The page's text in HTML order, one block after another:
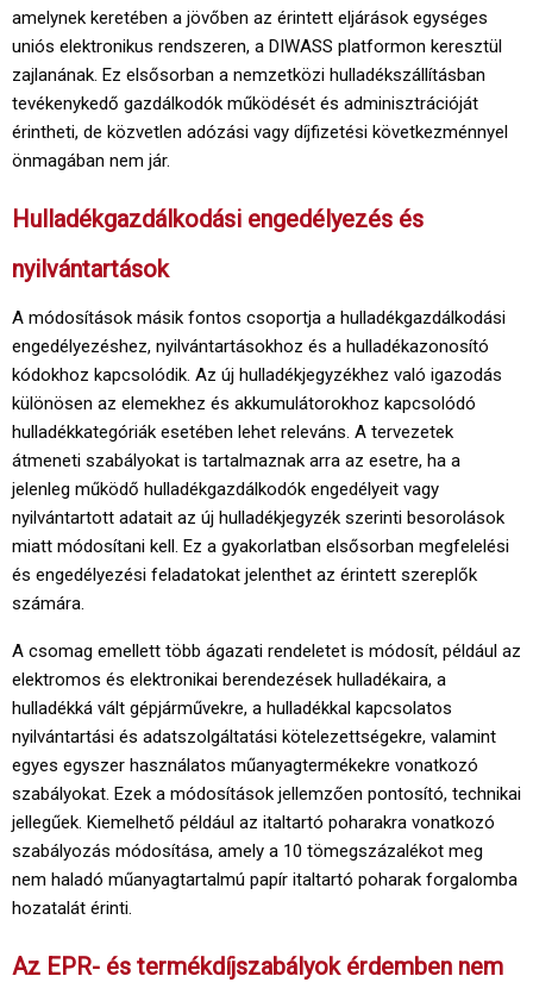
amelynek keretében a jövőben az érintett eljárások egységes
uniós elektronikus rendszeren, a DIWASS platformon keresztül
zajlanának. Ez elsősorban a nemzetközi hulladékszállításban
tevékenykedő gazdálkodók működését és adminisztrációját
érintheti, de közvetlen adózási vagy díjfizetési következménnyel
önmagában nem jár.
Hulladékgazdálkodási engedélyezés és
nyilvántartások
A módosítások másik fontos csoportja a hulladékgazdálkodási
engedélyezéshez, nyilvántartásokhoz és a hulladékazonosító
kódokhoz kapcsolódik. Az új hulladékjegyzékhez való igazodás
különösen az elemekhez és akkumulátorokhoz kapcsolódó
hulladékkategóriák esetében lehet releváns. A tervezetek
átmeneti szabályokat is tartalmaznak arra az esetre, ha a
jelenleg működő hulladékgazdálkodók engedélyeit vagy
nyilvántartott adatait az új hulladékjegyzék szerinti besorolások
miatt módosítani kell. Ez a gyakorlatban elsősorban megfelelési
és engedélyezési feladatokat jelenthet az érintett szereplők
számára.
A csomag emellett több ágazati rendeletet is módosít, például az
elektromos és elektronikai berendezések hulladékaira, a
hulladékká vált gépjárművekre, a hulladékkal kapcsolatos
nyilvántartási és adatszolgáltatási kötelezettségekre, valamint
egyes egyszer használatos műanyagtermékekre vonatkozó
szabályokat. Ezek a módosítások jellemzően pontosító, technikai
jellegűek. Kiemelhető például az italtartó poharakra vonatkozó
szabályozás módosítása, amely a 10 tömegszázalékot meg
nem haladó műanyagtartalmú papír italtartó poharak forgalomba
hozatalát érinti.
Az EPR- és termékdíjszabályok érdemben nem